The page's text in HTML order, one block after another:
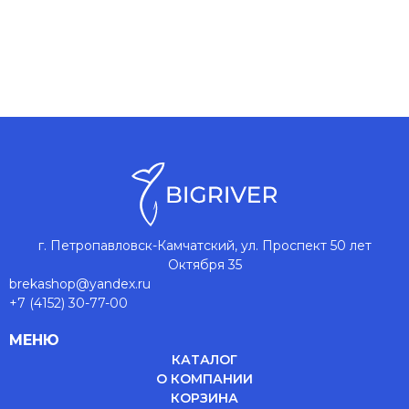
г. Петропавловск-Камчатский, ул. Проспект 50 лет
Октября 35
brekashop@yandex.ru
+7 (4152) 30-77-00
МЕНЮ
КАТАЛОГ
О КОМПАНИИ
КОРЗИНА